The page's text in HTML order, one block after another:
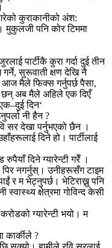
कुराकानीको अंश:
मुकुलजी पनि कोर टिममा
पार्टीकै कुरा गर्दा दुई तीन
सुरूवाती क्षण देखि नै
आज मैले फिक्स गर्नुपर्छ पैसा,
छन् अब मैले अहिले एक दिएँ
दिन‘
नी हैन ?
सर देखा पर्नुभएको छैन ।
दिने हो। पार्टीलाई
रुपैयाँ दिने ग्यारेन्टी गरेँ ।
पिर नगर्नुस्। उनीहरूसँग टाइम
र म भेट्नुपर्छ। भेटिराख्नु पनि
स्वास्थ्य क्षेत्रमा गोविन्द केसी
ग्यारेन्टी भयो। म
कार्कीले ?